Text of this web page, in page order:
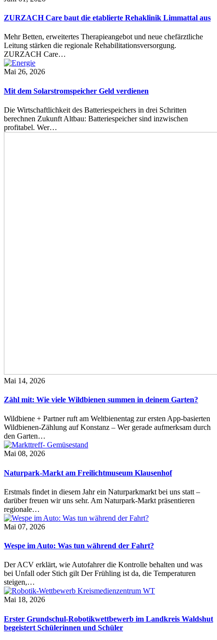
ZURZACH Care baut die etablierte Rehaklinik Limmattal aus
Mehr Betten, erweitertes Therapieangebot und neue chefärztliche
Leitung stärken die regionale Rehabilitationsversorgung.
ZURZACH Care…
Mai 26, 2026
Mit dem Solarstromspeicher Geld verdienen
Die Wirtschaftlichkeit des Batteriespeichers in drei Schritten
berechnen Zukunft Altbau: Batteriespeicher sind inzwischen
profitabel. Wer…
Mai 14, 2026
Zähl mit: Wie viele Wildbienen summen in deinem Garten?
Wildbiene + Partner ruft am Weltbienentag zur ersten App-basierten
Wildbienen-Zählung auf Konstanz – Wer gerade aufmerksam durch
den Garten…
Mai 08, 2026
Naturpark-Markt am Freilichtmuseum Klausenhof
Erstmals findet in diesem Jahr ein Naturparkmarkt bei uns statt –
darüber freuen wir uns sehr. Am Naturpark-Markt präsentieren
regionale…
Mai 07, 2026
Wespe im Auto: Was tun während der Fahrt?
Der ACV erklärt, wie Autofahrer die Kontrolle behalten und was
bei Unfall oder Stich gilt Der Frühling ist da, die Temperaturen
steigen,…
Mai 18, 2026
Erster Grundschul-Robotikwettbewerb im Landkreis Waldshut
begeistert Schülerinnen und Schüler